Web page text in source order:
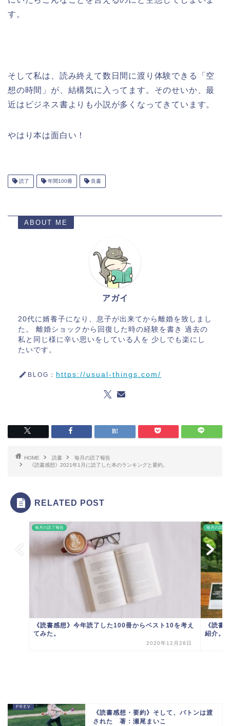
す。
そして私は、読み終えて数日間に渡り体験できる「空
想の時間」が、結構気に入ってます。そのせいか、最
近はビジネス書よりも小説が多くなってきています。
やはり本は面白い！
読了 年間100冊 良書
ABOUT ME
アガイ
20代に婿養子になり、息子が出来てから離婚を致しまし
た。 離婚ショックから回復した時の経験を書き 過去の
私と同じ様に辛い思いをしている人を 少しでも楽にし
たいです。
BLOG： https://usual-things.com/
HOME 読書
毎月の読了報告
《読書感想》2021年1月に読了した本のランキングと要約。
RELATED POST
毎月の読了報告
《読書感想》今年読了した100冊からベスト10を考え
てみた。
2020年12月28日
毎月の読了
《読書
紹介。
《読書感想・要約》そして、バトンは渡
された 著：瀬尾まいこ